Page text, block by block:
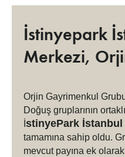
İstinyepark
Merkezi,
Orjin Gayrimenkul
Doğuş gruplarının
stinyePark İstanbul
tamamına sahip oldu.
mevcut payına ek